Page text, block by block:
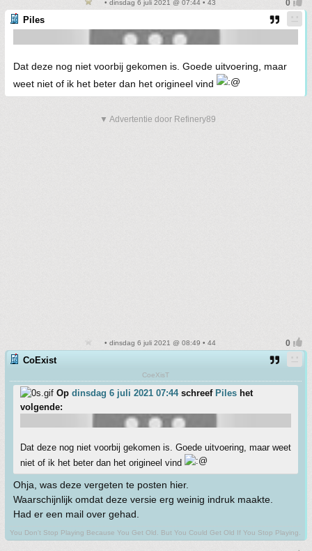
• dinsdag 6 juli 2021 @ 07:44 • 43
Piles
Dat deze nog niet voorbij gekomen is. Goede uitvoering, maar
weet niet of ik het beter dan het origineel vind
▼ Advertentie door Refinery89
• dinsdag 6 juli 2021 @ 08:49 • 44
CoExist
CoeXisT
Op dinsdag 6 juli 2021 07:44schreef Piles het
volgende:
Dat deze nog niet voorbij gekomen is. Goede uitvoering, maar weet
niet of ik het beter dan het origineel vind
Ohja, was deze vergeten te posten hier.
Waarschijnlijk omdat deze versie erg weinig indruk maakte.
Had er een mail over gehad.
You Don't Stop Playing Because You Get Old. But You Could Get Old If You Stop Playing.